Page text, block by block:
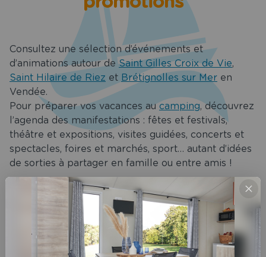
spéciales
Saint
Croix de
Vie
de salle
Gilles
& Accès
Consultez une sélection d’événements et
d’animations autour deSaint Gilles Croix de Vie,
Saint Hilaire de Riez et Brétignolles sur Mer en
Vendée.
Pour préparer vos vacances aucamping, découvrez
l’agenda des manifestations : fêtes et festivals,
théâtre et expositions, visites guidées, concerts et
spectacles, foires et marchés, sport… autant d’idées
de sorties à partager en famille ou entre amis !
Pour ne rien manquer des grands rendez-vous en
Vendée, consultez le site de l’Office de Tourisme du
Pays de Saint Gilles Croix de Vie.
Aucune actualité.